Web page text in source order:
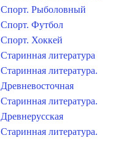
Спорт. Рыболовный
Спорт. Футбол
Спорт. Хоккей
Старинная литература
Старинная литература.
Древневосточная
Старинная литература.
Древнерусская
Старинная литература.